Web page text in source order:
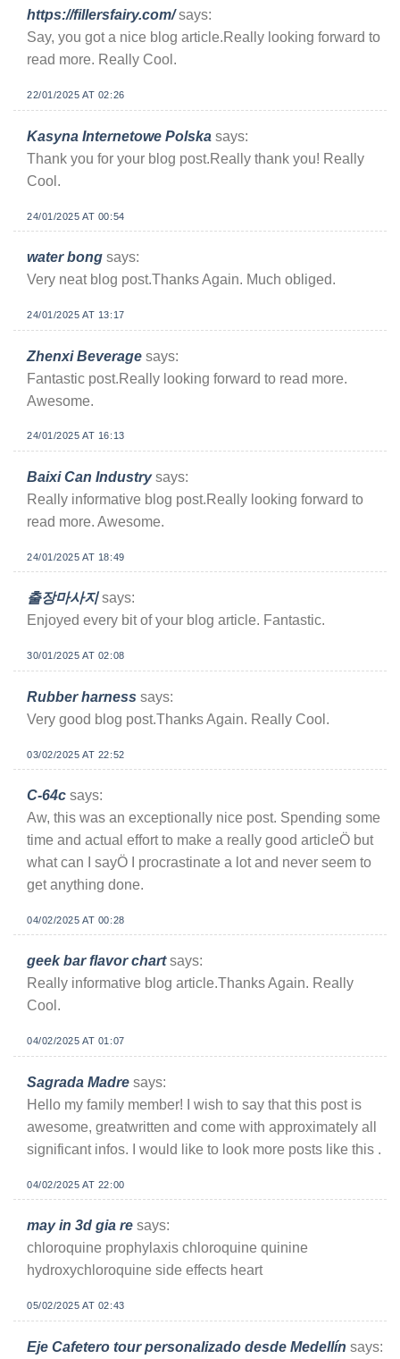
https://fillersfairy.com/ says:
Say, you got a nice blog article.Really looking forward to
read more. Really Cool.
22/01/2025 AT 02:26
Kasyna Internetowe Polska says:
Thank you for your blog post.Really thank you! Really
Cool.
24/01/2025 AT 00:54
water bong says:
Very neat blog post.Thanks Again. Much obliged.
24/01/2025 AT 13:17
Zhenxi Beverage says:
Fantastic post.Really looking forward to read more.
Awesome.
24/01/2025 AT 16:13
Baixi Can Industry says:
Really informative blog post.Really looking forward to
read more. Awesome.
24/01/2025 AT 18:49
출장마사지 says:
Enjoyed every bit of your blog article. Fantastic.
30/01/2025 AT 02:08
Rubber harness says:
Very good blog post.Thanks Again. Really Cool.
03/02/2025 AT 22:52
C-64c says:
Aw, this was an exceptionally nice post. Spending some
time and actual effort to make a really good articleÖ but
what can I sayÖ I procrastinate a lot and never seem to
get anything done.
04/02/2025 AT 00:28
geek bar flavor chart says:
Really informative blog article.Thanks Again. Really
Cool.
04/02/2025 AT 01:07
Sagrada Madre says:
Hello my family member! I wish to say that this post is
awesome, greatwritten and come with approximately all
significant infos. I would like to look more posts like this .
04/02/2025 AT 22:00
may in 3d gia re says:
chloroquine prophylaxis chloroquine quinine
hydroxychloroquine side effects heart
05/02/2025 AT 02:43
Eje Cafetero tour personalizado desde Medellín says: